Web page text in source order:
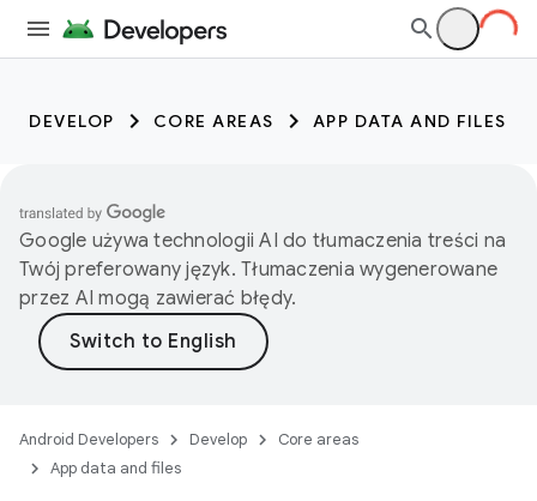
DEVELOP CORE AREAS APP DATA AND FILES
Google używa technologii AI do tłumaczenia treści na
Twój preferowany język. Tłumaczenia wygenerowane
przez AI mogą zawierać błędy.
Android Developers Develop
Core areas
App data and files